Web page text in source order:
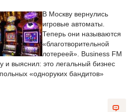
В Москву вернулись
игровые автоматы.
Теперь они называются
«благотворительной
лотереей». Business FM
и выяснил: это легальный бизнес
«одноруких бандитов»